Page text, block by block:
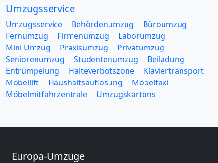
Umzugsservice
Umzugsservice Behördenumzug
Büroumzug
Fernumzug
Firmenumzug
Laborumzug
Mini Umzug
Praxisumzug
Privatumzug
Seniorenumzug
Studentenumzug
Beiladung
Entrümpelung
Halteverbotszone
Klaviertransport
Möbellift
Haushaltsauflösung
Möbeltaxi
Möbelmitfahrzentrale
Umzugskartons
Europa-Umzüge